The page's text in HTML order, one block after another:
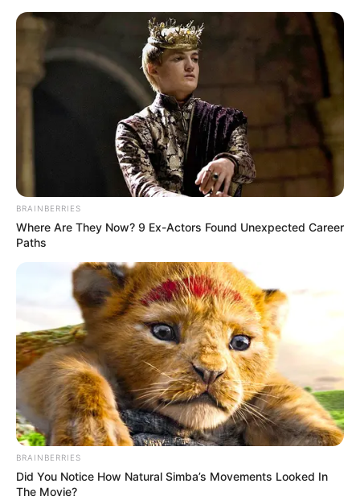
BRAINBERRIES
Where Are They Now? 9 Ex-Actors Found Unexpected Career
Paths
BRAINBERRIES
Did You Notice How Natural Simba’s Movements Looked In
The Movie?